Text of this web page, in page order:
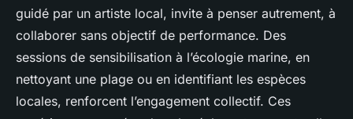
guidé par un artiste local, invite à penser autrement, à
collaborer sans objectif de performance. Des
sessions de sensibilisation à l’écologie marine, en
nettoyant une plage ou en identifiant les espèces
locales, renforcent l’engagement collectif. Ces